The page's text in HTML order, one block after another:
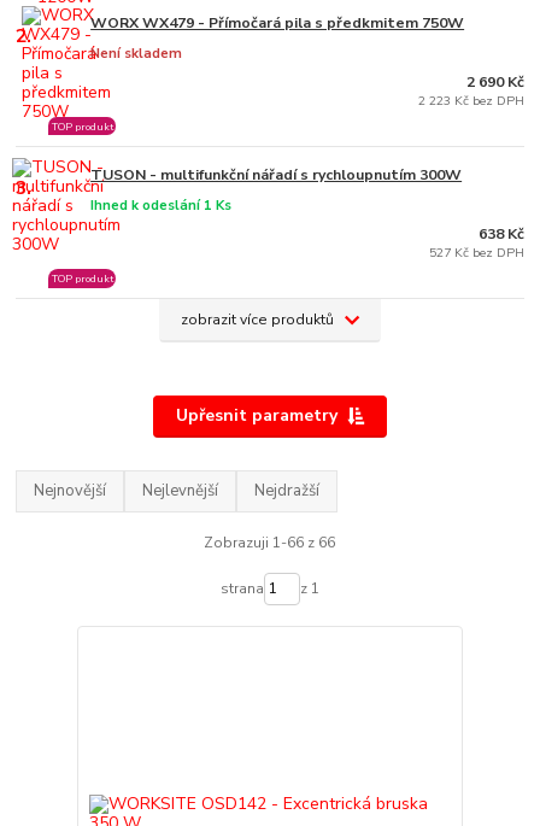
2. WORX WX479 - Přímočará pila s předkmitem 750W
Není skladem
TOP produkt
2 690 Kč
2 223 Kč bez DPH
3. TUSON - multifunkční nářadí s rychloupnutím 300W
Ihned k odeslání 1 Ks
TOP produkt
638 Kč
527 Kč bez DPH
zobrazit více produktů
Upřesnit parametry
Nejnovější Nejlevnější Nejdražší
Zobrazuji 1-66 z 66
strana z 1